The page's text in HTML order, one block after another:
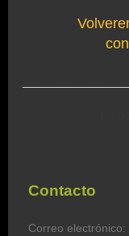
Contacto
Correo electrónico: